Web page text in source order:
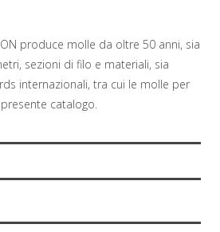
produce molle da oltre 50 anni, sia
sezioni di filo e materiali, sia
internazionali, tra cui le molle per
catalogo.